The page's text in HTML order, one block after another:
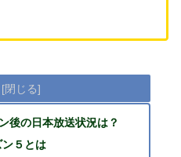
後の日本放送状況は？
ン５とは